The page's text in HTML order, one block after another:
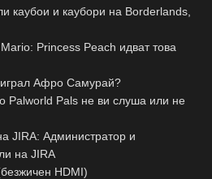
каубои и каубори на Borderlands,
Princess Peach идват това
Афро Самурай?
Palworld Pals не ви слуша или не
JIRA: Администратор и
на JIRA
HDMI)